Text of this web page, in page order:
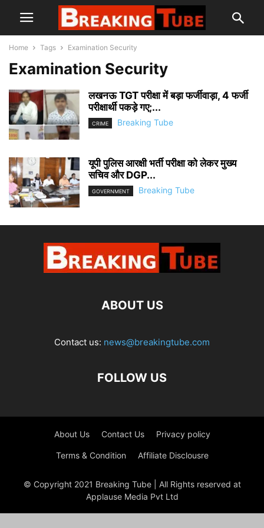
Home Tags Examination Security
Examination Security
लखनऊ TGT परीक्षा में बड़ा फर्जीवाड़ा, 4 फर्जी
परीक्षार्थी पकड़े गए;...
CRIME Breaking Tube
यूपी पुलिस आरक्षी भर्ती परीक्षा को लेकर मुख्य
सचिव और DGP...
GOVERNMENT Breaking Tube
ABOUT US
Contact us: news@breakingtube.com
FOLLOW US
About Us Contact Us Privacy policy
Terms & Condition Affiliate Disclousre
© Copyright 2021 Breaking Tube | All Rights reserved at
Applause Media Pvt Ltd